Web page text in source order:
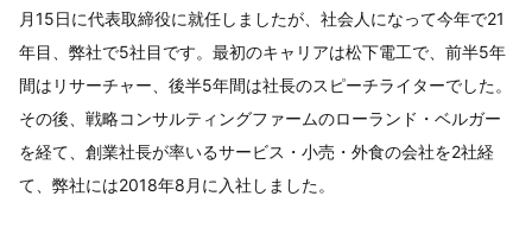
月15日に代表取締役に就任しましたが、社会人になって今年で21
年目、弊社で5社目です。最初のキャリアは松下電工で、前半5年
間はリサーチャー、後半5年間は社長のスピーチライターでした。
その後、戦略コンサルティングファームのローランド・ベルガー
を経て、創業社長が率いるサービス・小売・外食の会社を2社経
て、弊社には2018年8月に入社しました。